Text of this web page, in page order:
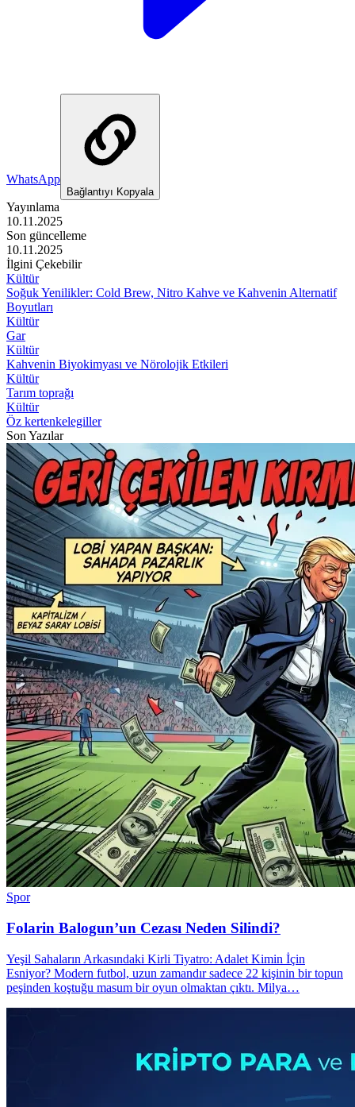
WhatsApp
Bağlantıyı Kopyala
Yayınlama
10.11.2025
Son güncelleme
10.11.2025
İlgini Çekebilir
Kültür
Soğuk Yenilikler: Cold Brew, Nitro Kahve ve Kahvenin Alternatif
Boyutları
Kültür
Gar
Kültür
Kahvenin Biyokimyası ve Nörolojik Etkileri
Kültür
Tarım toprağı
Kültür
Öz kertenkelegiller
Son Yazılar
Spor
Folarin Balogun’un Cezası Neden Silindi?
Yeşil Sahaların Arkasındaki Kirli Tiyatro: Adalet Kimin İçin
Esniyor? Modern futbol, uzun zamandır sadece 22 kişinin bir topun
peşinden koştuğu masum bir oyun olmaktan çıktı. Milya…